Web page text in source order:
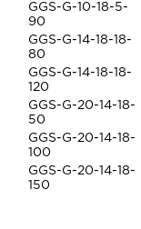
GGS-G-10-18-5-
90
GGS-G-14-18-18-
80
GGS-G-14-18-18-
120
GGS-G-20-14-18-
50
GGS-G-20-14-18-
100
GGS-G-20-14-18-
150